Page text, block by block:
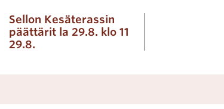
Sellon Kesäterassin
päättärit la 29.8. klo 11
29.8.